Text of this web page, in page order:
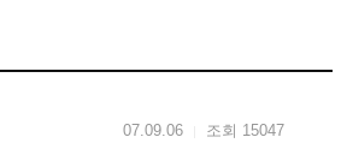
07.09.06 조회 15047